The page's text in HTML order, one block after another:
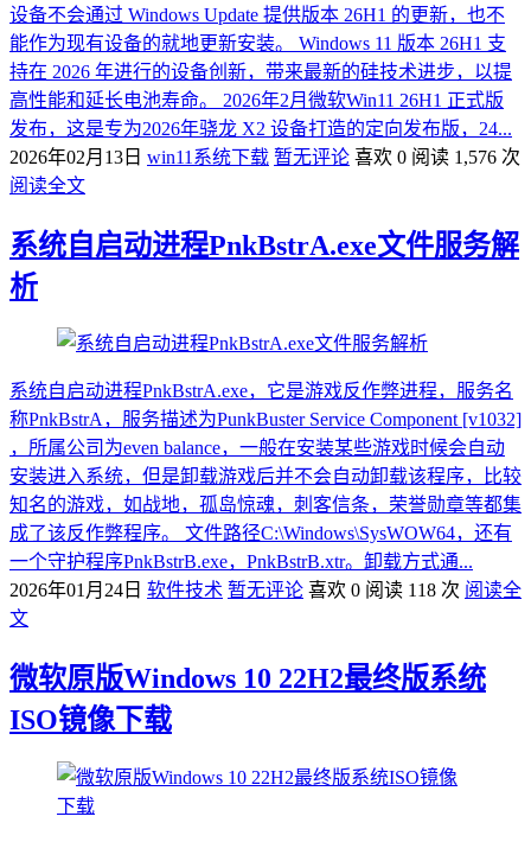
设备不会通过 Windows Update 提供版本 26H1 的更新，也不
能作为现有设备的就地更新安装。 Windows 11 版本 26H1 支
持在 2026 年进行的设备创新，带来最新的硅技术进步，以提
高性能和延长电池寿命。 2026年2月微软Win11 26H1 正式版
发布，这是专为2026年骁龙 X2 设备打造的定向发布版，24...
2026年02月13日 win11系统下载 暂无评论 喜欢 0 阅读 1,576 次
阅读全文
系统自启动进程PnkBstrA.exe文件服务解
析
系统自启动进程PnkBstrA.exe，它是游戏反作弊进程，服务名
称PnkBstrA，服务描述为PunkBuster Service Component [v1032]
，所属公司为even balance，一般在安装某些游戏时候会自动
安装进入系统，但是卸载游戏后并不会自动卸载该程序，比较
知名的游戏，如战地，孤岛惊魂，刺客信条，荣誉勋章等都集
成了该反作弊程序。 文件路径C:\Windows\SysWOW64，还有
一个守护程序PnkBstrB.exe，PnkBstrB.xtr。卸载方式通...
2026年01月24日 软件技术 暂无评论 喜欢 0 阅读 118 次 阅读全
文
微软原版Windows 10 22H2最终版系统
ISO镜像下载